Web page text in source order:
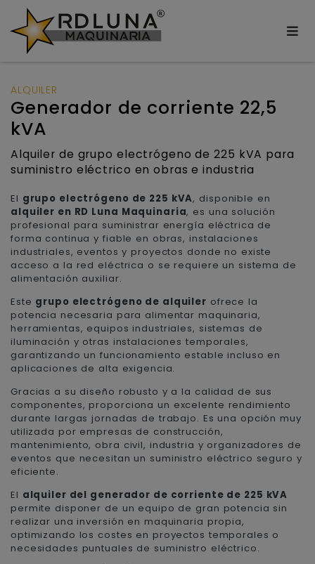
ALQUILER
Generador de corriente 22,5
kVA
Alquiler de grupo electrógeno de 225 kVA para
suministro eléctrico en obras e industria
El grupo electrógeno de 225 kVA, disponible en
alquiler en RD Luna Maquinaria, es una solución
profesional para suministrar energía eléctrica de
forma continua y fiable en obras, instalaciones
industriales, eventos y proyectos donde no existe
acceso a la red eléctrica o se requiere un sistema de
alimentación auxiliar.
Este grupo electrógeno de alquiler ofrece la
potencia necesaria para alimentar maquinaria,
herramientas, equipos industriales, sistemas de
iluminación y otras instalaciones temporales,
garantizando un funcionamiento estable incluso en
aplicaciones de alta exigencia.
Gracias a su diseño robusto y a la calidad de sus
componentes, proporciona un excelente rendimiento
durante largas jornadas de trabajo. Es una opción muy
utilizada por empresas de construcción,
mantenimiento, obra civil, industria y organizadores de
eventos que necesitan un suministro eléctrico seguro y
eficiente.
El alquiler del generador de corriente de 225 kVA
permite disponer de un equipo de gran potencia sin
realizar una inversión en maquinaria propia,
optimizando los costes en proyectos temporales o
necesidades puntuales de suministro eléctrico.